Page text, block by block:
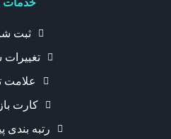
ثبت
علامت
کارت
رتبه بندی